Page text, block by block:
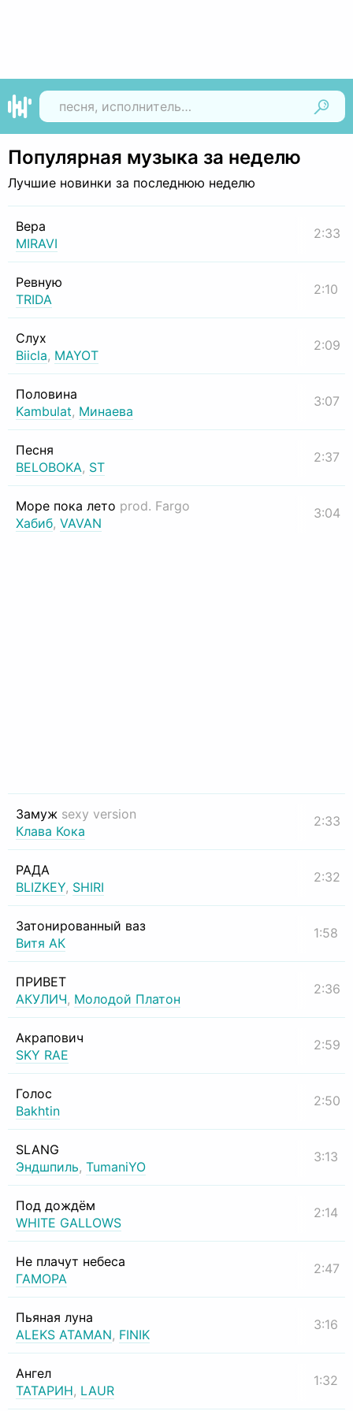
Популярная музыка за неделю
Лучшие новинки за последнюю неделю
Вера
MIRAVI
2:33
Ревную
TRIDA
2:10
Слух
Biicla, MAYOT
2:09
Половина
Kambulat, Минаева
3:07
Песня
BELOBOKA, ST
2:37
Море пока лето prod. Fargo
Хабиб, VAVAN
3:04
Замуж sexy version
Клава Кока
2:33
РАДА
BLIZKEY, SHIRI
2:32
Затонированный ваз
Витя АК
1:58
ПРИВЕТ
АКУЛИЧ, Молодой Платон
2:36
Акрапович
SKY RAE
2:59
Голос
Bakhtin
2:50
SLANG
Эндшпиль, TumaniYO
3:13
Под дождём
WHITE GALLOWS
2:14
Не плачут небеса
ГАМОРА
2:47
Пьяная луна
ALEKS ATAMAN, FINIK
3:16
Ангел
ТАТАРИН, LAUR
1:32